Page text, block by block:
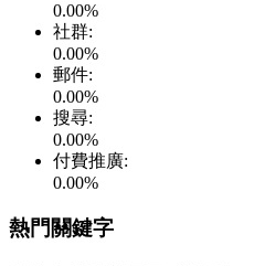
0.00%
社群:
0.00%
郵件:
0.00%
搜尋:
0.00%
付費推廣:
0.00%
熱門關鍵字